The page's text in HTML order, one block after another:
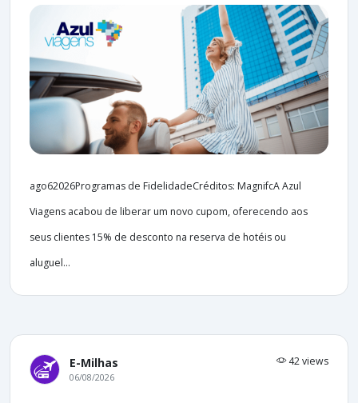
ago62026Programas de FidelidadeCréditos: MagnifcA Azul
Viagens acabou de liberar um novo cupom, oferecendo aos
seus clientes 15% de desconto na reserva de hotéis ou
aluguel...
E-Milhas 42 views
06/08/2026